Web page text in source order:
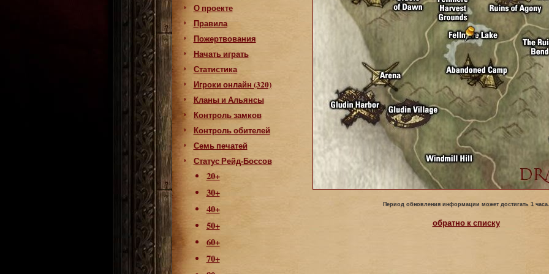
О проекте
Правила
Пожертвования
Начать играть
Статистика
Игроки онлайн (320)
Кланы и Альянсы
Контроль замков
Контроль обителей
Семь печатей
Статус Рейд-Боссов
20+
30+
40+
50+
60+
70+
Период обновления информации может достигать 1 часа.
обратно к списку